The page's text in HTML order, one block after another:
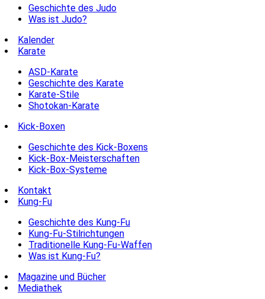
Geschichte des Judo
Was ist Judo?
Kalender
Karate
ASD-Karate
Geschichte des Karate
Karate-Stile
Shotokan-Karate
Kick-Boxen
Geschichte des Kick-Boxens
Kick-Box-Meisterschaften
Kick-Box-Systeme
Kontakt
Kung-Fu
Geschichte des Kung-Fu
Kung-Fu-Stilrichtungen
Traditionelle Kung-Fu-Waffen
Was ist Kung-Fu?
Magazine und Bücher
Mediathek